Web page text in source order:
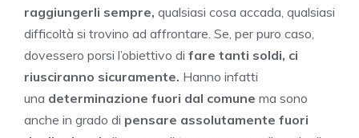
raggiungerli sempre, qualsiasi cosa accada, qualsiasi
difficoltà si trovino ad affrontare. Se, per puro caso,
dovessero porsi l’obiettivo di fare tanti soldi, ci
riusciranno sicuramente. Hanno infatti
una determinazione fuori dal comune ma sono
anche in grado di pensare assolutamente fuori